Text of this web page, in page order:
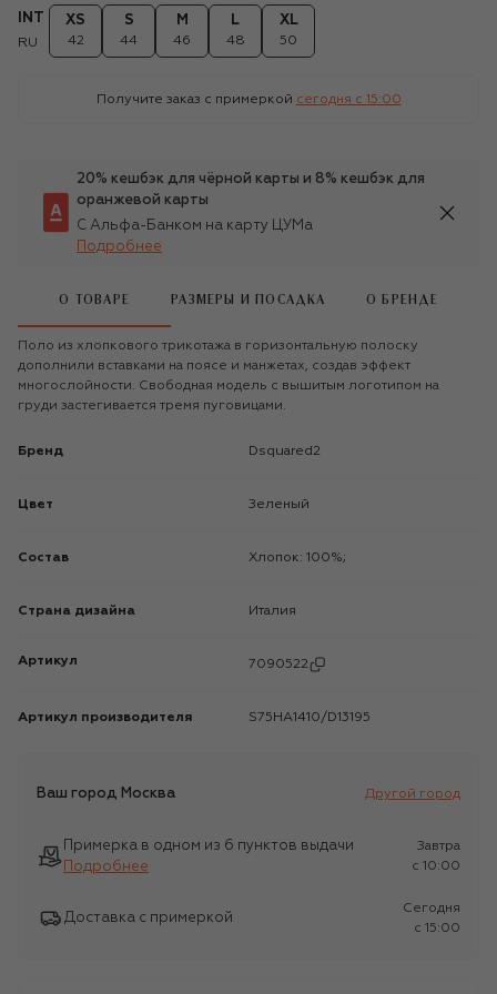
INT
RU
XS
42
S
44
M
46
L
48
XL
50
Получите заказ с примеркой сегодня c 15:00
20% кешбэк для чёрной карты и 8% кешбэк для
оранжевой карты
С Альфа-Банком на карту ЦУМа
Подробнее
О ТОВАРЕ РАЗМЕРЫ И ПОСАДКА О БРЕНДЕ
Поло из хлопкового трикотажа в горизонтальную полоску
дополнили вставками на поясе и манжетах, создав эффект
многослойности. Свободная модель с вышитым логотипом на
груди застегивается тремя пуговицами.
Бренд Dsquared2
Цвет Зеленый
Состав Хлопок: 100%;
Страна дизайна Италия
Артикул 7090522
Артикул производителя S75HA1410/D13195
Ваш город Москва Другой город
Примерка в одном из 6 пунктов выдачи
Подробнее
Завтра
c 10:00
Доставка с примеркой
Сегодня
c 15:00